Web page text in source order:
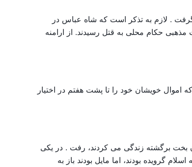
. لازم به تذکر است که شاه عباس در
مذهبی حکام محلی به قتل رسیدند. از ارامنه
داشت که اموال خویشان خود را تا پشت هفتم در اختیار
بخت برگشته زندگی می کردند، رفت . در یکی
گرویده بودند، اما مایل بودند باز به